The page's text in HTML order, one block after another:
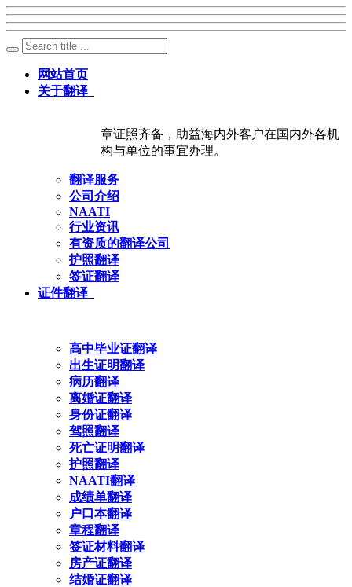
网站首页
关于翻译
章证照齐备，助益海内外客户在国内外各机
构与单位的事宜办理。
翻译服务
公司介绍
NAATI
行业资讯
有资质的翻译公司
护照翻译
签证翻译
证件翻译
高中毕业证翻译
出生证明翻译
病历翻译
离婚证翻译
身份证翻译
驾照翻译
死亡证明翻译
护照翻译
NAATI翻译
成绩单翻译
户口本翻译
章程翻译
签证材料翻译
房产证翻译
结婚证翻译